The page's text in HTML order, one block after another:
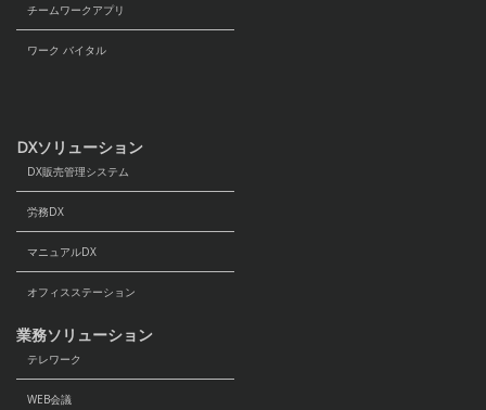
チームワークアプリ
ワーク バイタル
DXソリューション
DX販売管理システム
労務DX
マニュアルDX
オフィスステーション
業務ソリューション
テレワーク
WEB会議